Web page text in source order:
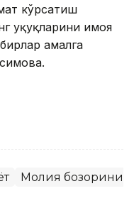
кўрсатиш
ҳуқуқларини ҳимоя
амалга
Молия бозорини